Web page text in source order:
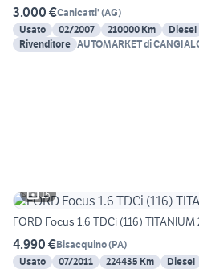
3.000 €Canicatti' (AG)
Usato
02/2007 210000 Km Diesel
Rivenditore AUTOMARKET di
15
FORD Focus 1.6 TDCi (116) TITANIUM
4.990 €Bisacquino(PA)
Usato
07/2011 224435 Km Diesel